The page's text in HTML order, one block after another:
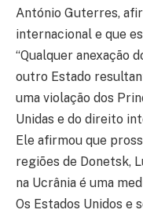
António Guterres,
internacional e que
“Qualquer anexação
outro Estado
uma violação dos
Unidas e do direito
Ele afirmou que
regiões de Donetsk,
na Ucrânia é uma
Os Estados Unidos e